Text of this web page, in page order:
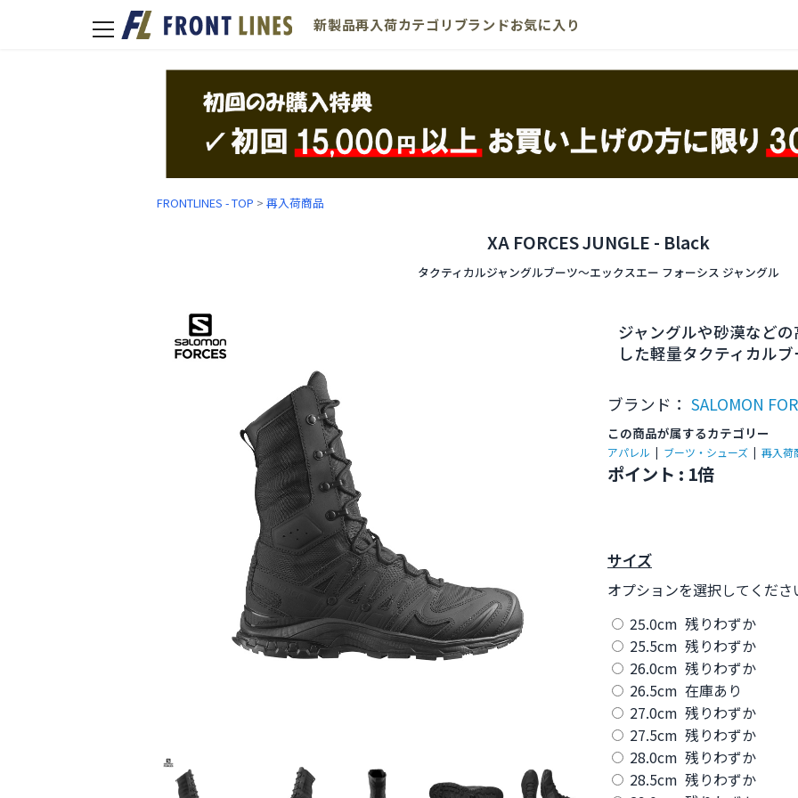
toggle
新製品再入荷カテゴリ ブランドお気に入り
FRONTLINES - TOP > 再入荷商品
XA FORCES JUNGLE - Black
タクティカルジャングルブーツ〜エックスエー フォーシス ジャングル
ジャングルや砂漠など
した軽量タクティカルブ
ブランド： SALOMON
この商品が属するカテゴリー
アパレル ブーツ・シューズ 再入荷
ポイント : 1倍
サイズ
オプションを選択してくださ
25.0cm 残りわずか
25.5cm 残りわずか
26.0cm 残りわずか
26.5cm 在庫あり
27.0cm 残りわずか
27.5cm 残りわずか
28.0cm 残りわずか
28.5cm 残りわずか